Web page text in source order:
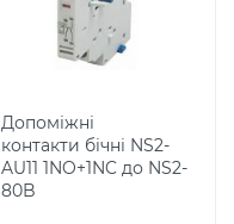
Допоміжні
контакти бічні NS2-
AU11 1NO+1NC до NS2-
80B